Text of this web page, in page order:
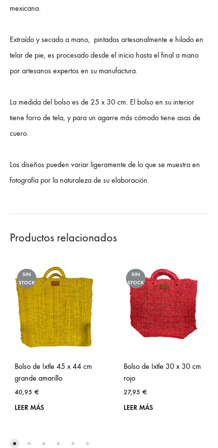
mexicana.
Extraído y secado a mano, pintados artesanalmente e hilado en
telar de pie, es procesado desde el inicio hasta el final a mano
por artesanos expertos en su manufactura.
La medida del bolso es de 25 x 30 cm. El bolso en su interior
tiene forro de tela, y para un agarre más cómodo tiene asas de
cuero.
Los diseños pueden variar ligeramente de lo que se muestra en
fotografía por la naturaleza de su elaboración.
Productos relacionados
SIN
STOCK
Bolso de Ixtle 45 x 44 cm
grande amarillo
40,95 €
LEER MÁS
SIN
STOCK
Bolso de Ixtle 30 x 30 cm
rojo
27,95 €
LEER MÁS